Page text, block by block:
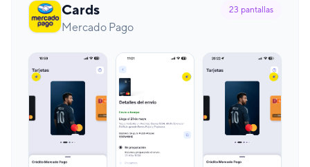
Cards
Mercado Pago
23 pantallas